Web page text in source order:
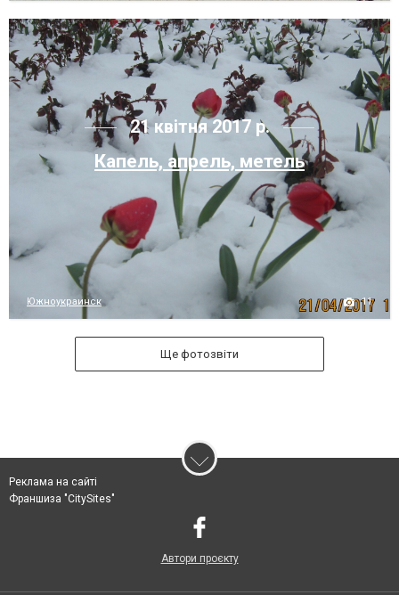
21 квітня 2017 р.
Капель, апрель, метель
Южноукраинск 11
Ще фотозвіти
Реклама на сайті
Франшиза "CitySites"
Автори проєкту